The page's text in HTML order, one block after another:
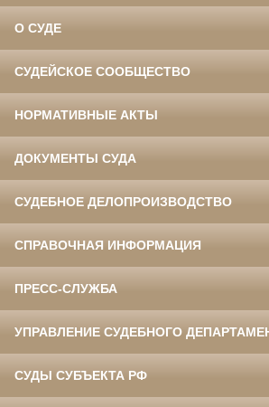
О СУДЕ
СУДЕЙСКОЕ СООБЩЕСТВО
НОРМАТИВНЫЕ АКТЫ
ДОКУМЕНТЫ СУДА
СУДЕБНОЕ ДЕЛОПРОИЗВОДСТВО
СПРАВОЧНАЯ ИНФОРМАЦИЯ
ПРЕСС-СЛУЖБА
УПРАВЛЕНИЕ СУДЕБНОГО
СУДЫ СУБЪЕКТА РФ